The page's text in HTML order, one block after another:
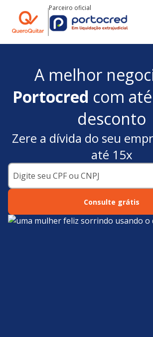
Parceiro oficial
A melhor
Portocred com até
desconto
Zere a dívida do seu
até 15x
Consulte grátis